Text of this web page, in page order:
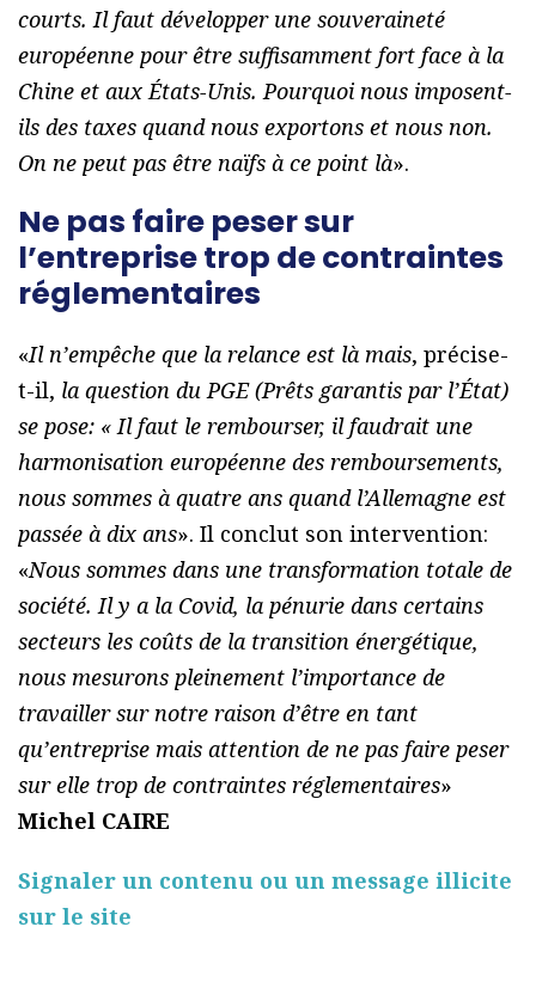
courts. Il faut développer une souveraineté
européenne pour être suffisamment fort face à la
Chine et aux États-Unis. Pourquoi nous imposent-
ils des taxes quand nous exportons et nous non.
On ne peut pas être naïfs à ce point là».
Ne pas faire peser sur
l’entreprise trop de contraintes
réglementaires
«Il n’empêche que la relance est là mais, précise-
t-il, la question du PGE (Prêts garantis par l’État)
se pose: « Il faut le rembourser, il faudrait une
harmonisation européenne des remboursements,
nous sommes à quatre ans quand l’Allemagne est
passée à dix ans». Il conclut son intervention:
«Nous sommes dans une transformation totale de
société. Il y a la Covid, la pénurie dans certains
secteurs les coûts de la transition énergétique,
nous mesurons pleinement l’importance de
travailler sur notre raison d’être en tant
qu’entreprise mais attention de ne pas faire peser
sur elle trop de contraintes réglementaires»
Michel CAIRE
Signaler un contenu ou un message illicite
sur le site